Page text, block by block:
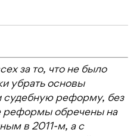
за то, что не было
убрать основы
судебную реформу, без
реформы обречены на
в 2011-м, а с